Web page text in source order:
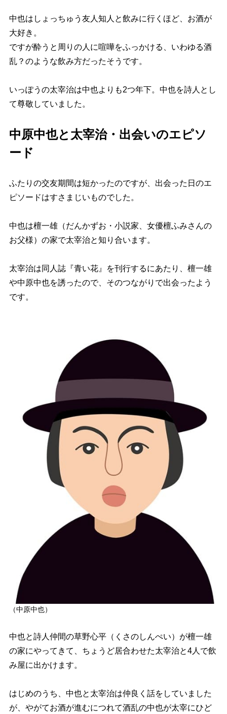
中也はしょっちゅう友人知人と飲みに行くほど、お酒が
大好き。
ですが酔うと周りの人に喧嘩をふっかける、いわゆる酒
乱？のような飲み方だったそうです。
いっぽうの太宰治は中也よりも2つ年下。中也を詩人とし
て尊敬していました。
中原中也と太宰治・出会いのエピソ
ード
ふたりの交友期間は短かったのですが、出会った日のエ
ピソードはすさまじいものでした。
中也は檀一雄（だんかずお・小説家、女優檀ふみさんの
お父様）の家で太宰治と知り合います。
太宰治は同人誌『青い花』を刊行するにあたり、檀一雄
や中原中也を誘ったので、そのつながりで出会ったよう
です。
（中原中也）
中也と詩人仲間の草野心平（くさのしんぺい）が檀一雄
の家にやってきて、ちょうど居合わせた太宰治と4人で飲
み屋に出かけます。
はじめのうち、中也と太宰治は仲良く話をしていました
が、やがてお酒が進むにつれて酒乱の中也が太宰にひど